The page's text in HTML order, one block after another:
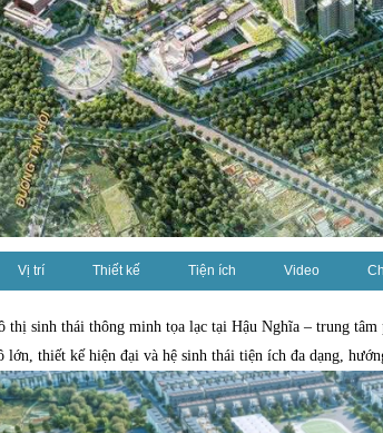
Vị trí Thiết kế Tiện ích Video
thị sinh thái thông minh tọa lạc tại Hậu Nghĩa – trung
thiết kế hiện đại và hệ sinh thái tiện ích đa dạng,